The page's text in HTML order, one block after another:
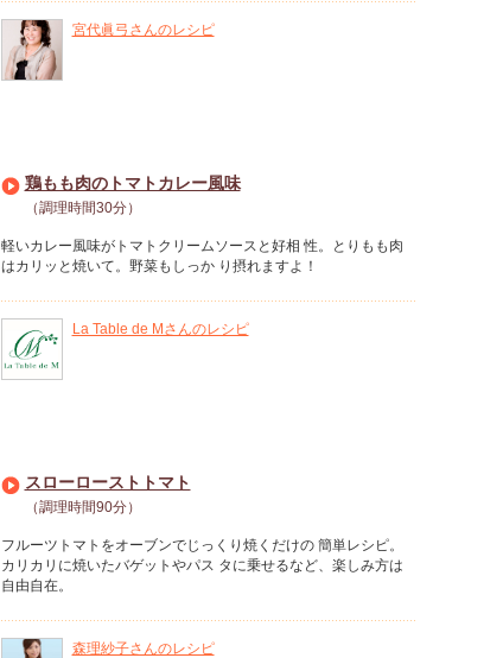
宮代眞弓さんのレシピ
鶏もも肉のトマトカレー風味
（調理時間30分）
軽いカレー風味がトマトクリームソースと好相 性。とりもも肉
はカリッと焼いて。野菜もしっか り摂れますよ！
La Table de Mさんのレシピ
スローローストトマト
（調理時間90分）
フルーツトマトをオーブンでじっくり焼くだけの 簡単レシピ。
カリカリに焼いたバゲットやパス タに乗せるなど、楽しみ方は
自由自在。
森理紗子さんのレシピ